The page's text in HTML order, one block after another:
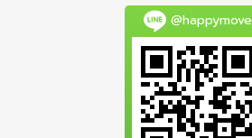
@happymove